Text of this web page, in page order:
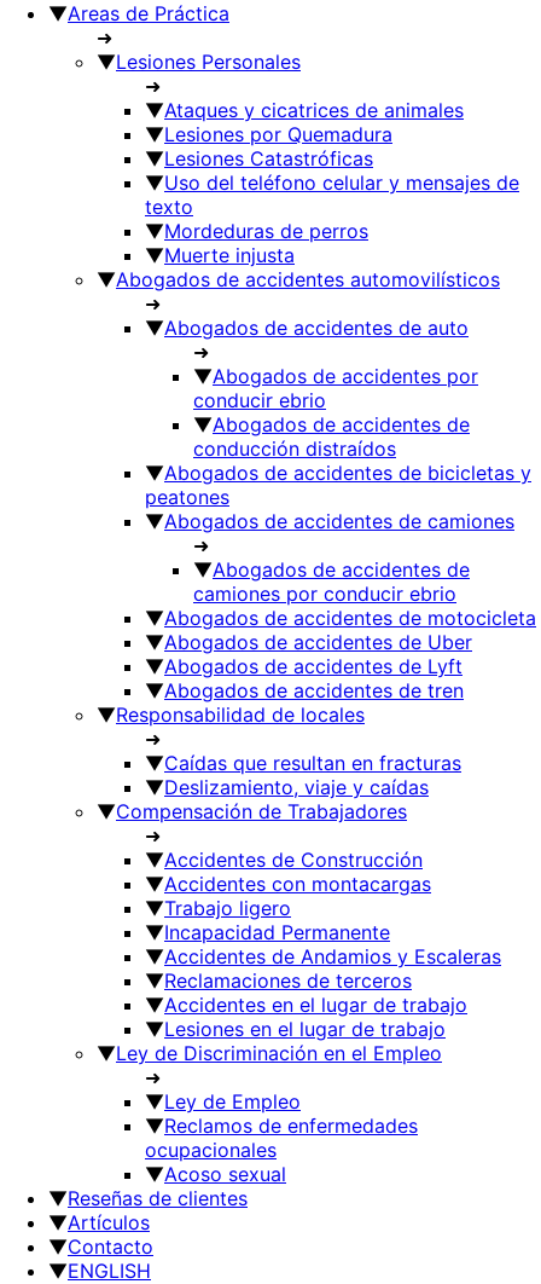
▼Areas de Práctica
➜
▼Lesiones Personales
➜
▼Ataques y cicatrices de animales
▼Lesiones por Quemadura
▼Lesiones Catastróficas
▼Uso del teléfono celular y mensajes de
texto
▼Mordeduras de perros
▼Muerte injusta
▼Abogados de accidentes automovilí­sticos
➜
▼Abogados de accidentes de auto
➜
▼Abogados de accidentes por
conducir ebrio
▼Abogados de accidentes de
conducción distraí­dos
▼Abogados de accidentes de bicicletas y
peatones
▼Abogados de accidentes de camiones
➜
▼Abogados de accidentes de
camiones por conducir ebrio
▼Abogados de accidentes de motocicleta
▼Abogados de accidentes de Uber
▼Abogados de accidentes de Lyft
▼Abogados de accidentes de tren
▼Responsabilidad de locales
➜
▼Caí­das que resultan en fracturas
▼Deslizamiento, viaje y caí­das
▼Compensación de Trabajadores
➜
▼Accidentes de Construcción
▼Accidentes con montacargas
▼Trabajo ligero
▼Incapacidad Permanente
▼Accidentes de Andamios y Escaleras
▼Reclamaciones de terceros
▼Accidentes en el lugar de trabajo
▼Lesiones en el lugar de trabajo
▼Ley de Discriminación en el Empleo
➜
▼Ley de Empleo
▼Reclamos de enfermedades
ocupacionales
▼Acoso sexual
▼Reseñas de clientes
▼Artículos
▼Contacto
▼ENGLISH